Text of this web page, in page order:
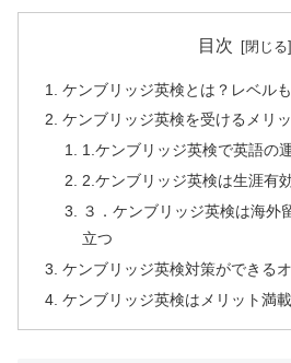
目次
ケンブリッジ英検とは？レベル
ケンブリッジ英検を受けるメリ
1.ケンブリッジ英検で英語の
2.ケンブリッジ英検は生涯有
３．ケンブリッジ英検は海外
立つ
ケンブリッジ英検対策ができる
ケンブリッジ英検はメリット満